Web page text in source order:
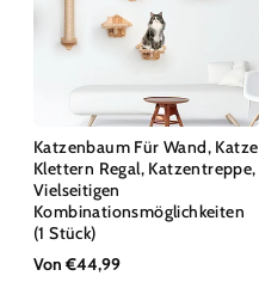
Katzenbaum Für Wand, Katze
Klettern Regal, Katzentreppe,
Vielseitigen
Kombinationsmöglichkeiten
(1 Stück)
Von €44,99